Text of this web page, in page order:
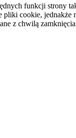
funkcji strony
cookie,
z chwilą